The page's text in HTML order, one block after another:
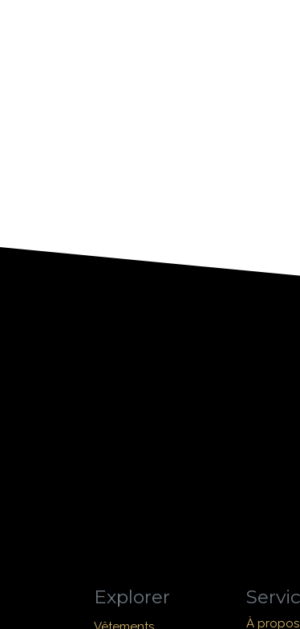
Explorer
À